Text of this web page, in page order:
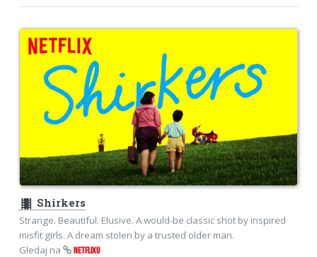
theaters Shirkers
Strange. Beautiful. Elusive. A would-be classic shot by inspired
misfit girls. A dream stolen by a trusted older man.
Gledaj na
NETFLIXU